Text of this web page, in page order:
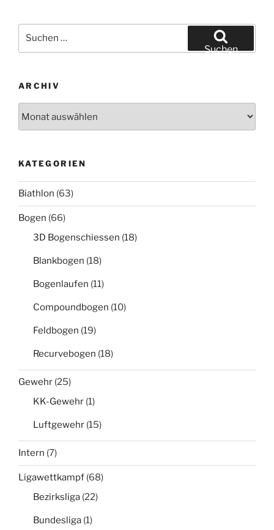
nach:
Suchen
ARCHIV
KATEGORIEN
Biathlon (63)
Bogen (66)
3D Bogenschiessen (18)
Blankbogen (18)
Bogenlaufen (11)
Compoundbogen (10)
Feldbogen (19)
Recurvebogen (18)
Gewehr (25)
KK-Gewehr (1)
Luftgewehr (15)
Intern (7)
Ligawettkampf (68)
Bezirksliga (22)
Bundesliga (1)